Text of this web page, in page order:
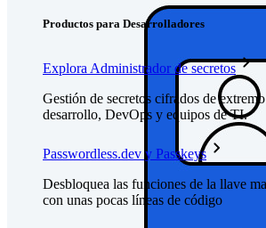
Productos para Desarrolladores
Explora Administrador de secretos
Gestión de secretos cifrados de
desarrollo, DevOps y equipos de TI.
Passwordless.dev y Passkeys
Desbloquea las funciones de la llave
con unas pocas líneas de código